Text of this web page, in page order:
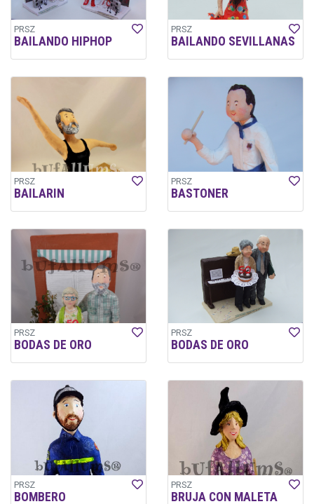
PRSZ
BAILANDO HIPHOP
PRSZ
BAILANDO SEVILLANAS
PRSZ
BAILARIN
PRSZ
BASTONER
PRSZ
BODAS DE ORO
PRSZ
BODAS DE ORO
PRSZ
BOMBERO
PRSZ
BRUJA CON MALETA